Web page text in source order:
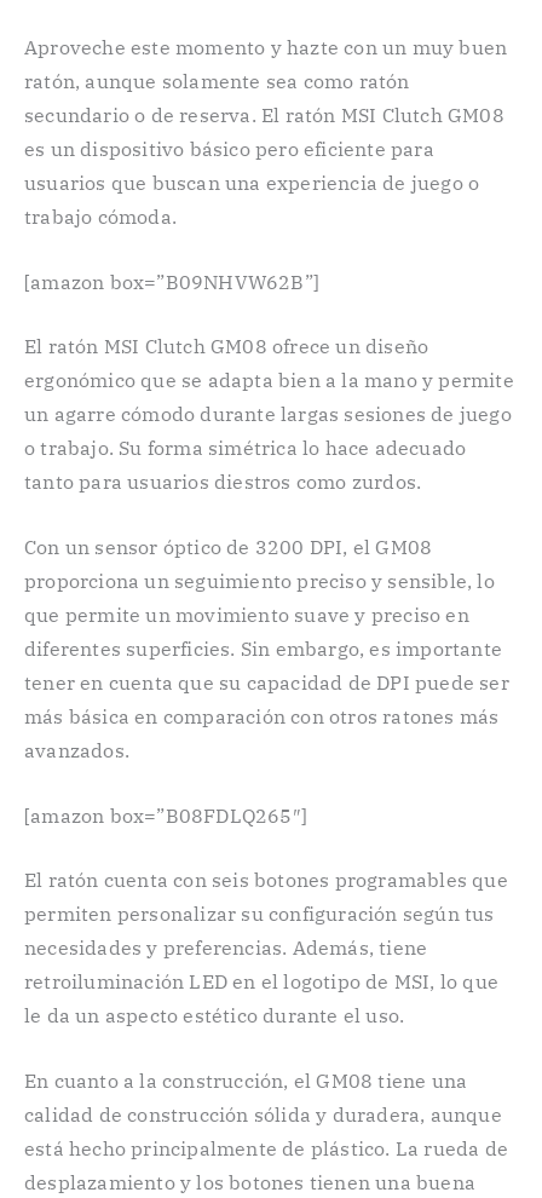
Aproveche este momento y hazte con un muy buen
ratón, aunque solamente sea como ratón
secundario o de reserva. El ratón MSI Clutch GM08
es un dispositivo básico pero eficiente para
usuarios que buscan una experiencia de juego o
trabajo cómoda.
[amazon box=”B09NHVW62B”]
El ratón MSI Clutch GM08 ofrece un diseño
ergonómico que se adapta bien a la mano y permite
un agarre cómodo durante largas sesiones de juego
o trabajo. Su forma simétrica lo hace adecuado
tanto para usuarios diestros como zurdos.
Con un sensor óptico de 3200 DPI, el GM08
proporciona un seguimiento preciso y sensible, lo
que permite un movimiento suave y preciso en
diferentes superficies. Sin embargo, es importante
tener en cuenta que su capacidad de DPI puede ser
más básica en comparación con otros ratones más
avanzados.
[amazon box=”B08FDLQ265″]
El ratón cuenta con seis botones programables que
permiten personalizar su configuración según tus
necesidades y preferencias. Además, tiene
retroiluminación LED en el logotipo de MSI, lo que
le da un aspecto estético durante el uso.
En cuanto a la construcción, el GM08 tiene una
calidad de construcción sólida y duradera, aunque
está hecho principalmente de plástico. La rueda de
desplazamiento y los botones tienen una buena